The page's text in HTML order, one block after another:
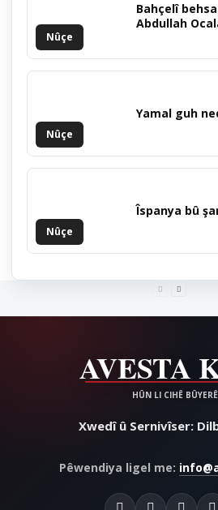
Nûçe
Bahçelî
Abdullah
Nûçe
Yamal guh
Nûçe
Îspanya bû
Xwedî û Sernivîser:
Pêwendiya ligel me: